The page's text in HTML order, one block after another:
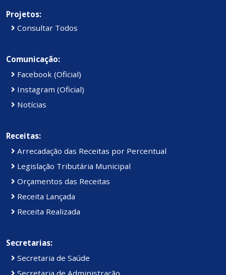
Projetos:
Consultar Todos
Comunicação:
Facebook (Oficial)
Instagram (Oficial)
Notícias
Receitas:
Arrecadação das Receitas por Percentual
Legislação Tributária Municipal
Orçamentos das Receitas
Receita Lançada
Receita Realizada
Secretarias:
Secretaria de Saúde